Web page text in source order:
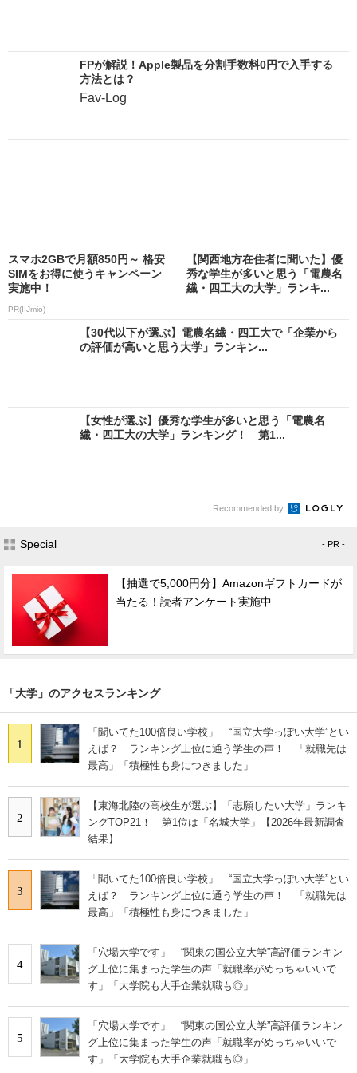
FPが解説！Apple製品を分割手数料0円で入手する
方法とは？
Fav-Log
スマホ2GBで月額850円～ 格安
SIMをお得に使うキャンペーン
実施中！
PR(IIJmio)
【関西地方在住者に聞いた】優
秀な学生が多いと思う「電農名
繊・四工大の大学」ランキ...
【30代以下が選ぶ】電農名繊・四工大で「企業から
の評価が高いと思う大学」ランキン...
【女性が選ぶ】優秀な学生が多いと思う「電農名
繊・四工大の大学」ランキング！ 第1...
Recommended by
Special - PR -
【抽選で5,000円分】Amazonギフトカードが
当たる！読者アンケート実施中
「大学」のアクセスランキング
1
「聞いてた100倍良い学校」 “国立大学っぽい大学”とい
えば？ ランキング上位に通う学生の声！ 「就職先は
最高」「積極性も身につきました」
2
【東海北陸の高校生が選ぶ】「志願したい大学」ランキ
ングTOP21！ 第1位は「名城大学」【2026年最新調査
結果】
3
「聞いてた100倍良い学校」 “国立大学っぽい大学”とい
えば？ ランキング上位に通う学生の声！ 「就職先は
最高」「積極性も身につきました」
4
「穴場大学です」 “関東の国公立大学”高評価ランキン
グ上位に集まった学生の声「就職率がめっちゃいいで
す」「大学院も大手企業就職も◎」
5
「穴場大学です」 “関東の国公立大学”高評価ランキン
グ上位に集まった学生の声「就職率がめっちゃいいで
す」「大学院も大手企業就職も◎」